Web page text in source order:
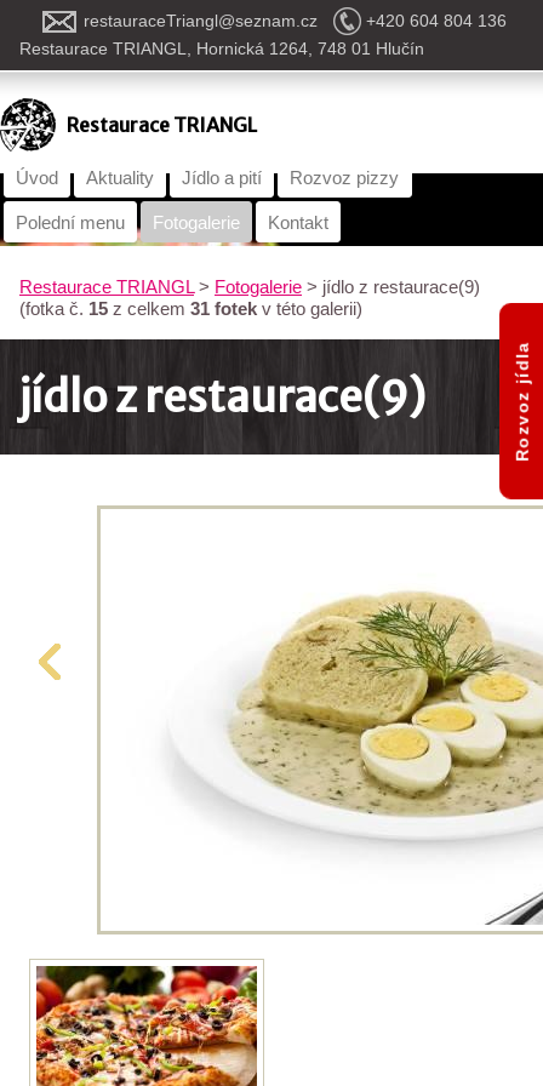
Rozvoz jídla
+420 604 804 136
restauraceTriangl@seznam.cz
Restaurace TRIANGL, Hornická 1264, 748 01 Hlučín
Restaurace TRIANGL
Úvod Aktuality Jídlo a pití Rozvoz pizzy
Polední menu Fotogalerie Kontakt
Restaurace TRIANGL> Fotogalerie > jídlo z restaurace(9)
(fotka č. 15 z celkem 31 fotek v této galerii)
jídlo z restaurace(9)